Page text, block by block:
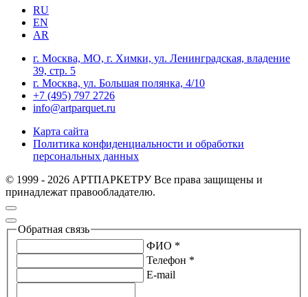
RU
EN
AR
г. Москва, МО, г. Химки, ул. Ленинградская, владение
39, стр. 5
г. Москва, ул. Большая полянка, 4/10
+7 (495) 797 2726
info@artparquet.ru
Карта сайта
Политика конфиденциальности и обработки
персональных данных
© 1999 - 2026 АРТПАРКЕТРУ Все права защищены и
принадлежат правообладателю.
Обратная связь
ФИО *
Телефон *
E-mail